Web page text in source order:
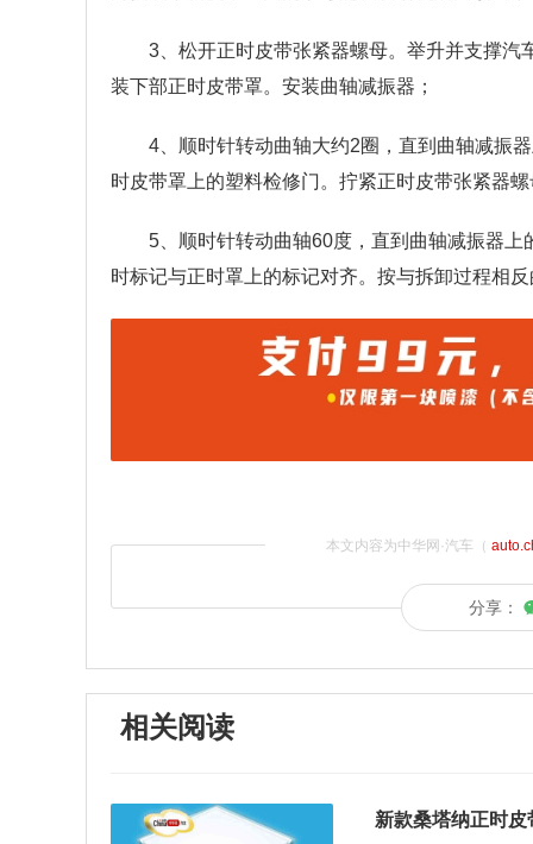
3、松开正时皮带张紧器螺母。举升并支撑
装下部正时皮带罩。安装曲轴减振器；
4、顺时针转动曲轴大约2圈，直到曲轴减振
时皮带罩上的塑料检修门。拧紧正时皮带张紧器
5、顺时针转动曲轴60度，直到曲轴减振器上
时标记与正时罩上的标记对齐。按与拆卸过程相反
本文内容为中华网·汽车（
分享：
相关阅读
新款桑塔纳正时皮